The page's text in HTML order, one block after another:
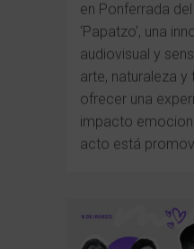
en Ponferrada
‘Papatzo’, una
audiovisual y
arte, naturaleza
ofrecer una
impacto
acto está